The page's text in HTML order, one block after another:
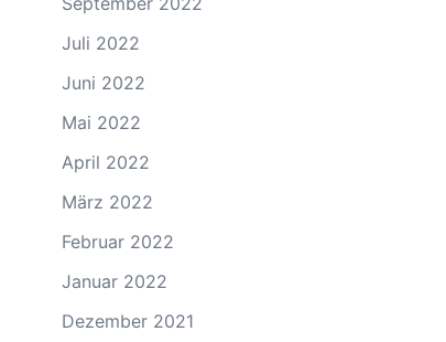
Juli 2022
Juni 2022
Mai 2022
April 2022
März 2022
Februar 2022
Januar 2022
Dezember 2021